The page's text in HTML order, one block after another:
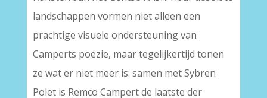
landschappen vormen niet alleen een
prachtige visuele ondersteuning van
Camperts poëzie, maar tegelijkertijd tonen
ze wat er niet meer is: samen met Sybren
Polet is Remco Campert de laatste der